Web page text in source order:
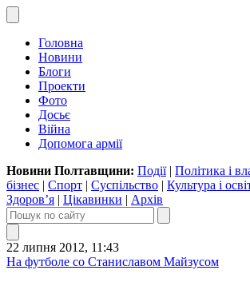
Головна
Новини
Блоги
Проекти
Фото
Досьє
Війна
Допомога армії
Новини Полтавщини: Події| Політика і
бізнес | Спорт | Суспільство | Культура і
Здоров’я | Цікавинки | Архів
22 липня 2012, 11:43
На футболе со Станиславом Майзусом